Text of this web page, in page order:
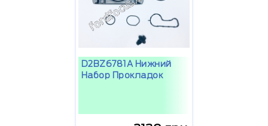
D2BZ6781A Нижний
Набор Прокладок